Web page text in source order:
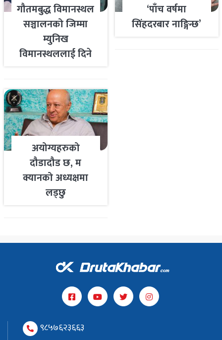
गौतमबुद्ध विमानस्थल
सञ्चालनको जिम्मा
म्युनिख
विमानस्थललाई दिने
‘पाँच वर्षमा
सिंहदरबार नाङ्गिन्छ’
अयोग्यहरुको
दौडादौड छ, म
क्यानको अध्यक्षमा
लड्छु
९८५७६२३६६३